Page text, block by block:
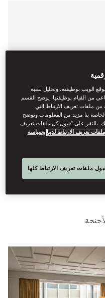
Mandarin Oriental,
following prestigious
Kong and Macau” -
Choice Award
Michelin Guide, “Tatler
“Iconic Harbourfront
Report Hong Kong
الويب بوظيفته، وتحليل نسبة
من القيام بوظيفتها. يوضح القسم
من ملفات تعريف الارتباط التي
بنا مزيد من المعلومات وتوضح
بالنقر على “قبول كل ملفات تعريف
تعريف الارتباط لدينا وسياسة
ملفات تعريف الارتباط كلها